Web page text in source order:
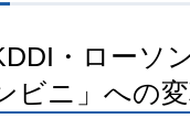
・ローソ
ビニ」への